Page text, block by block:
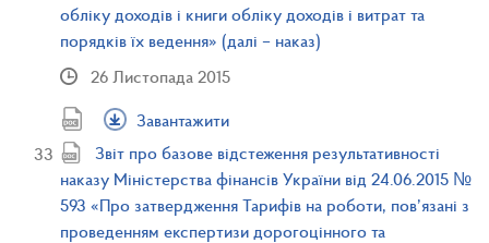
обліку доходів і книги обліку доходів і витрат та
порядків їх ведення» (далі – наказ)
26 Листопада 2015
Завантажити
Звіт про базове відстеження результативності
наказу Міністерства фінансів України від 24.06.2015 №
593 «Про затвердження Тарифів на роботи, пов’язані з
проведенням експертизи дорогоцінного та